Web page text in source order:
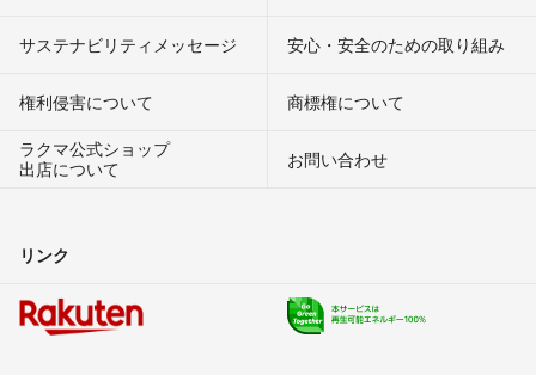
サステナビリティメッセージ 安心・安全のための取り組み
権利侵害について
商標権について
ラクマ公式ショップ
出店について
お問い合わせ
リンク